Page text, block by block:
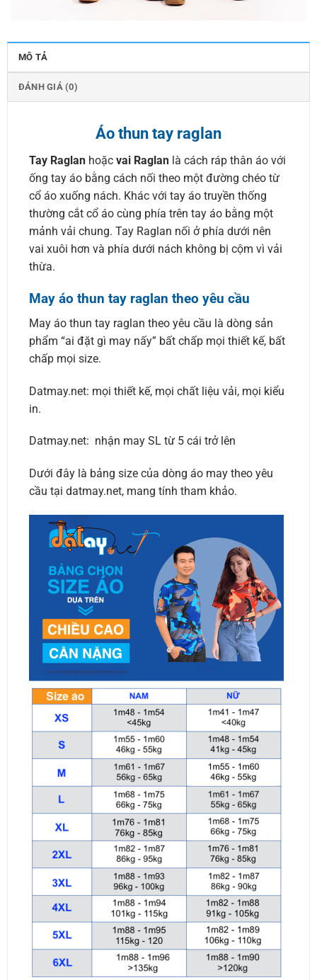
MÔ TẢ
ĐÁNH GIÁ (0)
Áo thun tay raglan
Tay Raglanhoặc vai Raglanlà cách ráp thân áo với
ống tay áo bằng cách nối theo một đường chéo từ
cổ áo xuống nách. Khác với tay áo truyền thống
thường cắt cổ áo cùng phía trên tay áo bằng một
mảnh vải chung. Tay Raglan nối ở phía dưới nên
vai xuôi hơn và phía dưới nách không bị cộm vì vải
thừa.
May áo thun tay raglan theo yêu cầu
May áo thun tay raglan theo yêu cầu là dòng sản
phẩm “ai đặt gì may nấy” bất chấp mọi thiết kế, bất
chấp mọi size.
Datmay.net: mọi thiết kế, mọi chất liệu vải, mọi kiểu
in.
Datmay.net: nhận may SL từ 5 cái trở lên
Dưới đây là bảng size của dòng áo may theo yêu
cầu tại datmay.net, mang tính tham khảo.